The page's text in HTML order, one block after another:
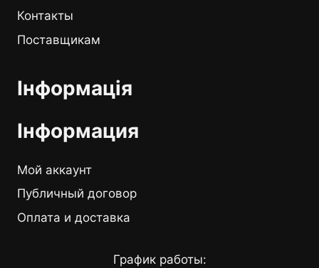
Контакты
Поставщикам
Інформація
Інформация
Мой аккаунт
Публичный договор
Оплата и доставка
График работы: